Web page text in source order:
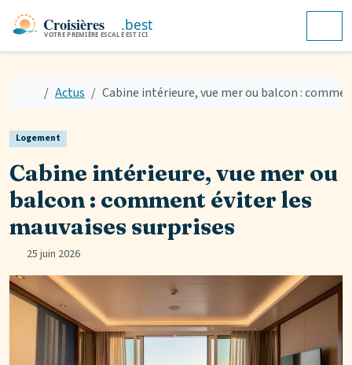
Menu
Accueil
Actus Cabine intérieure, vue mer ou balcon :
Logement
Cabine intérieure, vue mer ou
balcon : comment éviter les
mauvaises surprises
25 juin 2026